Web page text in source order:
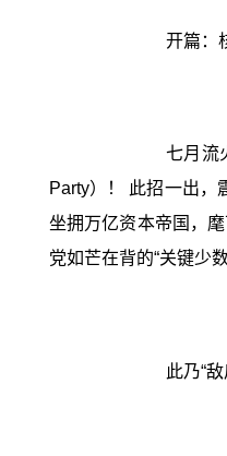
开篇：
七月流
Party）！ 此招一出，
坐拥万亿资本帝国，
党如芒在背的“关键少数
此乃“